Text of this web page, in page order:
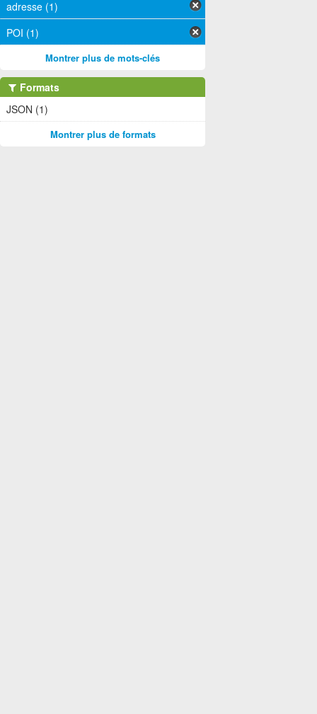
adresse (1)
POI (1)
Montrer plus de mots-clés
Formats
JSON (1)
Montrer plus de formats